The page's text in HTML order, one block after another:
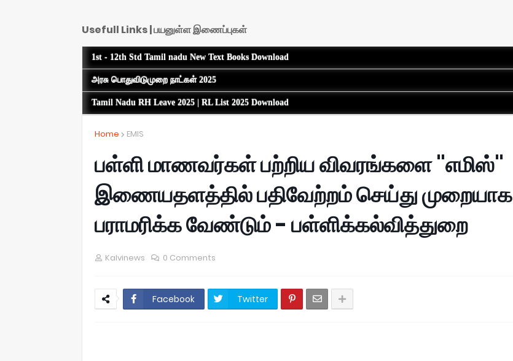
Usefull Links | பயனுள்ள இணைப்புகள்
1st - 12th Std Tamil nadu New Text Books Download
அரசு பொதுவிடுமுறை நாட்கள் 2025
Tamil Nadu RH Leave 2025 | RL List 2025 Download
Home EMIS
பள்ளி மாணவர்கள் பற்றிய விவரங்களை "எமிஸ்"
இணையதளத்தில் பதிவேற்றம் செய்து முறையாக
பராமரிக்க வேண்டும் - பள்ளிக்கல்வித்துறை
Kalvinews 0 Comments
Facebook Twitter